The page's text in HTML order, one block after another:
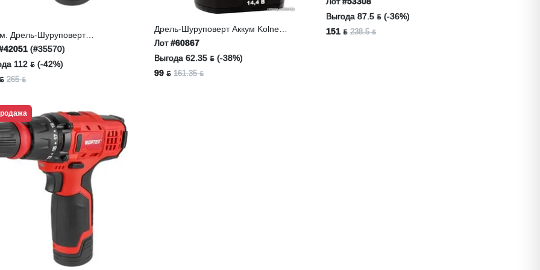
Дрель-Шуруповерт
BD 1215 LiSET
(#35570)
112 ƃ (-42%)
265 ƃ
Дрель-Шуруповерт Аккум Kolner
KCD 14,4/2L
Лот#60867
Выгода 62.35 ƃ (-38%)
99 ƃ 161.35 ƃ
Выгода 87.5 ƃ (-36%)
151 ƃ 238.5 ƃ